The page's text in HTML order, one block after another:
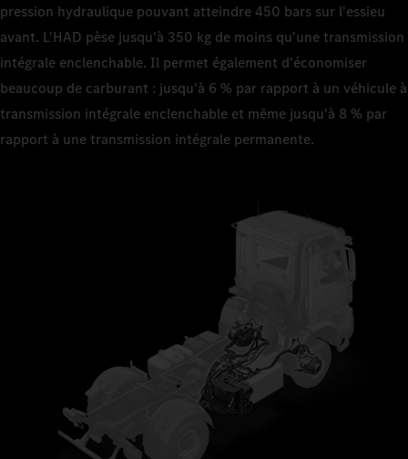
pression hydraulique pouvant atteindre 450 bars sur l'essieu
avant. L'HAD pèse jusqu'à 350 kg de moins qu'une transmission
intégrale enclenchable. Il permet également d'économiser
beaucoup de carburant : jusqu'à 6 % par rapport à un véhicule à
transmission intégrale enclenchable et même jusqu'à 8 % par
rapport à une transmission intégrale permanente.